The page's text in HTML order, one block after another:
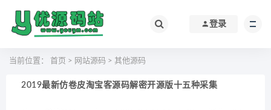
登录
当前位置： 首页 > 网站源码 > 其他源码
2019最新仿卷皮淘宝客源码解密开源版十五种采集